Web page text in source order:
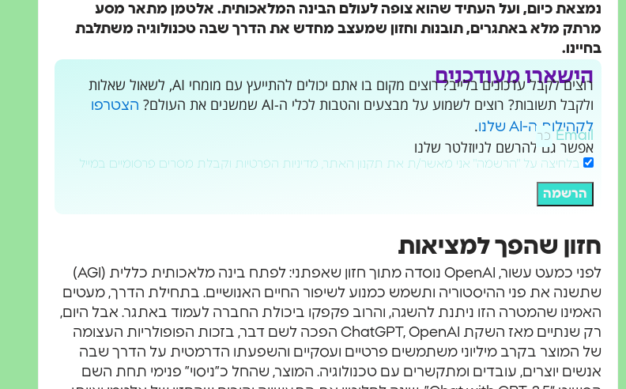
נמצאת כיום, ועל העתיד שהוא צופה לעולם הבינה המלאכותית. אלטמן מתאר מסע
מרתק מלא באתגרים, תובנות וחזון שמעצב מחדש את הדרך שבה טכנולוגיה משתלבת
בחיינו.
הישארו מעודכנים
רוצים לקבל עדכונים בלייב? רוצים מקום בו אתם יכולים להתייעץ עם מומחי AI, לשאול שאלות
ולקבל תשובות? רוצים לשמוע על מבצעים והטבות לכלי ה-AI שמשנים את העולם?
הצטרפו
לקהילות ה-AI שלנו
.
אפשר גם להרשם לניוזלטר שלנו
Email
בלחיצה על "הרשמה" אני מאשר/ת את תקנון האתר, מדיניות הפרטיות וקבלת מסרים פרסומיים במייל
הרשמה
חזון שהפך למציאות
לפני כמעט עשור, OpenAI נוסדה מתוך חזון שאפתני: לפתח בינה מלאכותית כללית (AGI)
שתשנה את פני ההיסטוריה ותשמש כמנוע לשיפור החיים האנושיים. בתחילת הדרך, מעטים
האמינו שהמטרה הזו ניתנת להשגה, והרוב פקפקו ביכולת החברה לעמוד באתגר. אבל היום,
רק שנתיים מאז השקת ChatGPT, OpenAI הפכה לשם דבר, בזכות הפופולריות העצומה
של המוצר בקרב מיליוני משתמשים פרטיים ועסקיים והשפעתו הדרמטית על הדרך שבה
אנשים יוצרים, עובדים ומתקשרים עם טכנולוגיה. המוצר, שהחל כ”ניסוי” פנימי תחת השם